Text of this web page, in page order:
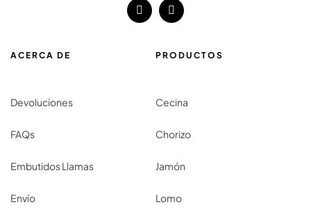
ACERCA DE
Devoluciones
FAQs
Embutidos Llamas
Envío
PRODUCTOS
Cecina
Chorizo
Jamón
Lomo